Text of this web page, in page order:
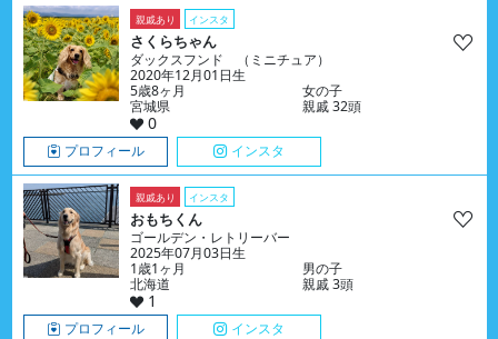
親戚あり インスタ
さくらちゃん
ダックスフンド （ミニチュア）
2020年12月01日生
5歳8ヶ月
女の子
宮城県
親戚 32頭
0
プロフィール インスタ
親戚あり インスタ
おもちくん
ゴールデン・レトリーバー
2025年07月03日生
1歳1ヶ月
男の子
北海道
親戚 3頭
1
プロフィール インスタ